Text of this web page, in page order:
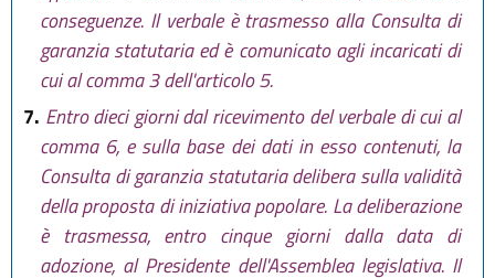
conseguenze. Il verbale è trasmesso alla Consulta di
garanzia statutaria ed è comunicato agli incaricati di
cui al comma 3 dell'articolo 5.
7. Entro dieci giorni dal ricevimento del verbale di cui al
comma 6, e sulla base dei dati in esso contenuti, la
Consulta di garanzia statutaria delibera sulla validità
della proposta di iniziativa popolare. La deliberazione
è trasmessa, entro cinque giorni dalla data di
adozione, al Presidente dell'Assemblea legislativa. Il